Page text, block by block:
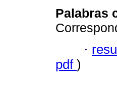
Palabras
·
pdf )